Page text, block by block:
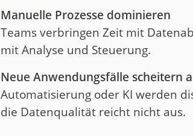
Manuelle Prozesse dominieren
Teams verbringen Zeit mit
mit Analyse und Steuerung.
Neue Anwendungsfälle scheitern
Automatisierung oder KI werden
die Datenqualität reicht nicht aus.